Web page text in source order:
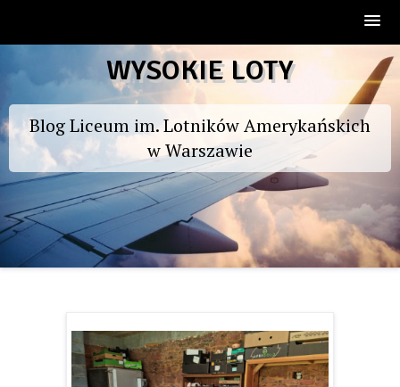
to
WYSOKIE LOTY
Blog Liceum im. Lotników Amerykańskich
w Warszawie